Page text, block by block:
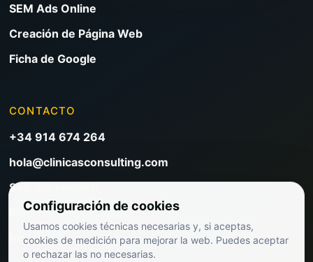
SEM Ads Online
Creación de Página Web
Ficha de Google
CONTACTO
+34 914 674 264
hola@clinicasconsulting.com
Solicitar reunión
Blog de marketing clínico
Ver precios
Configuración de cookies
Usamos cookies técnicas necesarias y, si aceptas,
cookies de medición para mejorar la web. Puedes aceptar
o rechazar las no necesarias.